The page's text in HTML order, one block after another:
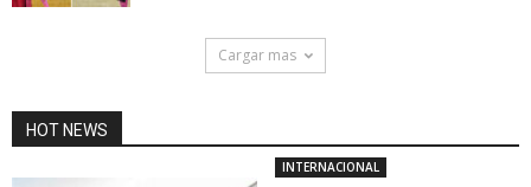
Cargar mas
HOT NEWS
INTERNACIONAL